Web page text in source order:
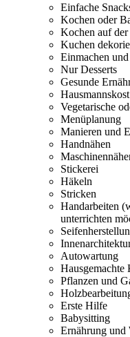
Einfache
Kochen oder
Kochen auf
Kuchen
Einmachen
Nur Desserts
Gesunde
Hausmannskost
Vegetarische
Menüplanung
Manieren und
Handnähen
Stickerei
Häkeln
Stricken
Handarbeiten
unterrichten
Autowartung
Hausgemachte
Pflanzen und
Erste Hilfe
Babysitting
Ernährung und